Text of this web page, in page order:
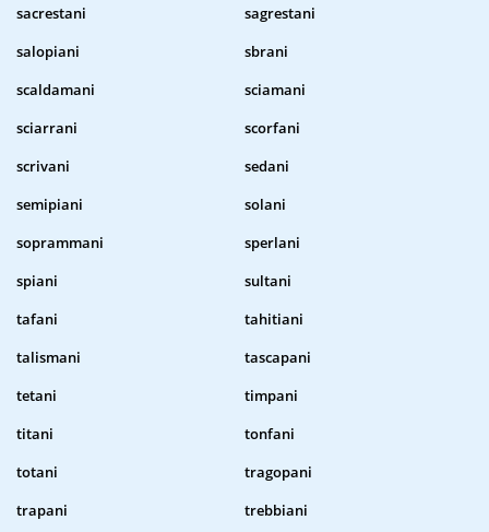
sacrestani
sagrestani
salopiani
sbrani
scaldamani
sciamani
sciarrani
scorfani
scrivani
sedani
semipiani
solani
soprammani
sperlani
spiani
sultani
tafani
tahitiani
talismani
tascapani
tetani
timpani
titani
tonfani
totani
tragopani
trapani
trebbiani